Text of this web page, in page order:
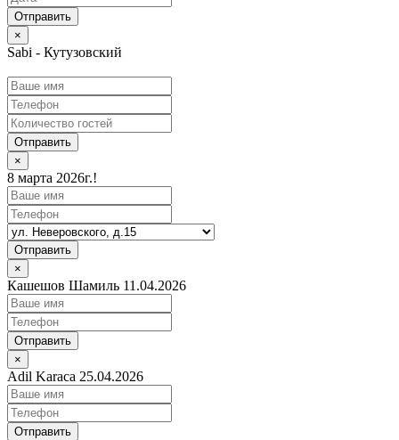
×
Sabi - Кутузовский
Отправить
×
8 марта 2026г.!
Отправить
×
Кашешов Шамиль 11.04.2026
Отправить
×
Adil Karaca 25.04.2026
Отправить